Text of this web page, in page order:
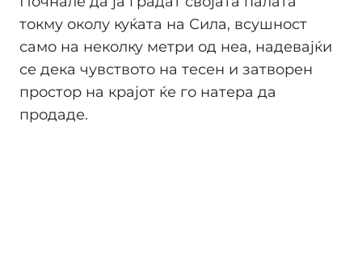
токму околу куќата на Сила, всушност
само на неколку метри од неа, надевајќи
се дека чувството на тесен и затворен
простор на крајот ќе го натера да
продаде.